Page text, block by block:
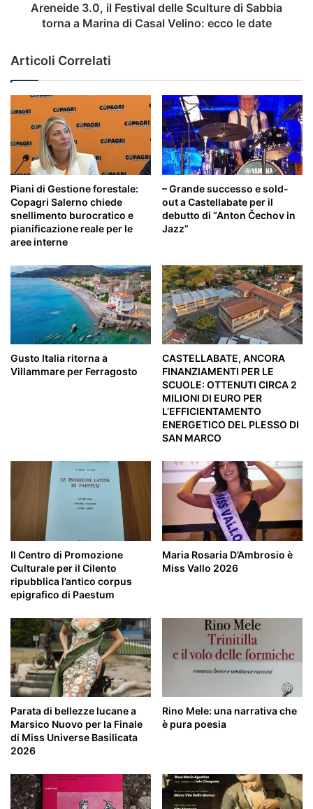
Velino:
ecco
le
date
Areneide 3.0, il Festival delle Sculture di Sabbia
torna a Marina di Casal Velino: ecco le date
Articoli Correlati
Piani di Gestione forestale:
Copagri Salerno chiede
snellimento burocratico e
pianificazione reale per le
aree interne
– Grande successo e sold-
out a Castellabate per il
debutto di “Anton Čechov in
Jazz”
Gusto Italia ritorna a
Villammare per Ferragosto
CASTELLABATE, ANCORA
FINANZIAMENTI PER LE
SCUOLE: OTTENUTI CIRCA 2
MILIONI DI EURO PER
L’EFFICIENTAMENTO
ENERGETICO DEL PLESSO DI
SAN MARCO
Il Centro di Promozione
Culturale per il Cilento
ripubblica l’antico corpus
epigrafico di Paestum
Maria Rosaria D’Ambrosio è
Miss Vallo 2026
Parata di bellezze lucane a
Marsico Nuovo per la Finale
di Miss Universe Basilicata
2026
Rino Mele: una narrativa che
è pura poesia